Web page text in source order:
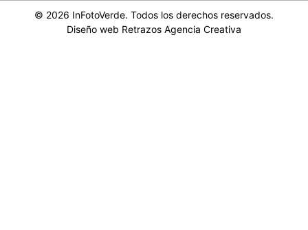
© 2026 InFotoVerde. Todos los derechos reservados.
Diseño web Retrazos Agencia Creativa